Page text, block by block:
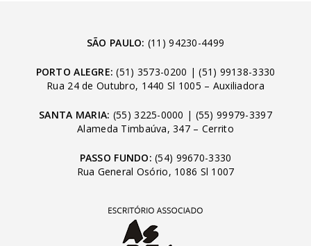
SÃO PAULO: (11) 94230-4499
PORTO ALEGRE: (51) 3573-0200 |(51) 99138-3330
Rua 24 de Outubro, 1440 Sl 1005 – Auxiliadora
SANTA MARIA: (55) 3225-0000 | (55) 99979-3397
Alameda Timbaúva, 347 – Cerrito
PASSO FUNDO: (54) 99670-3330
Rua General Osório, 1086 Sl 1007